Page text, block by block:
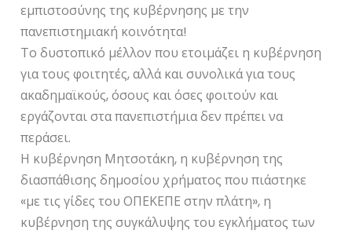
εμπιστοσύνης της κυβέρνησης με την
πανεπιστημιακή κοινότητα!
Το δυστοπικό μέλλον που ετοιμάζει η κυβέρνηση
για τους φοιτητές, αλλά και συνολικά για τους
ακαδημαϊκούς, όσους και όσες φοιτούν και
εργάζονται στα πανεπιστήμια δεν πρέπει να
περάσει.
Η κυβέρνηση Μητσοτάκη, η κυβέρνηση της
διασπάθισης δημοσίου χρήματος που πιάστηκε
«με τις γίδες του ΟΠΕΚΕΠΕ στην πλάτη», η
κυβέρνηση της συγκάλυψης του εγκλήματος των